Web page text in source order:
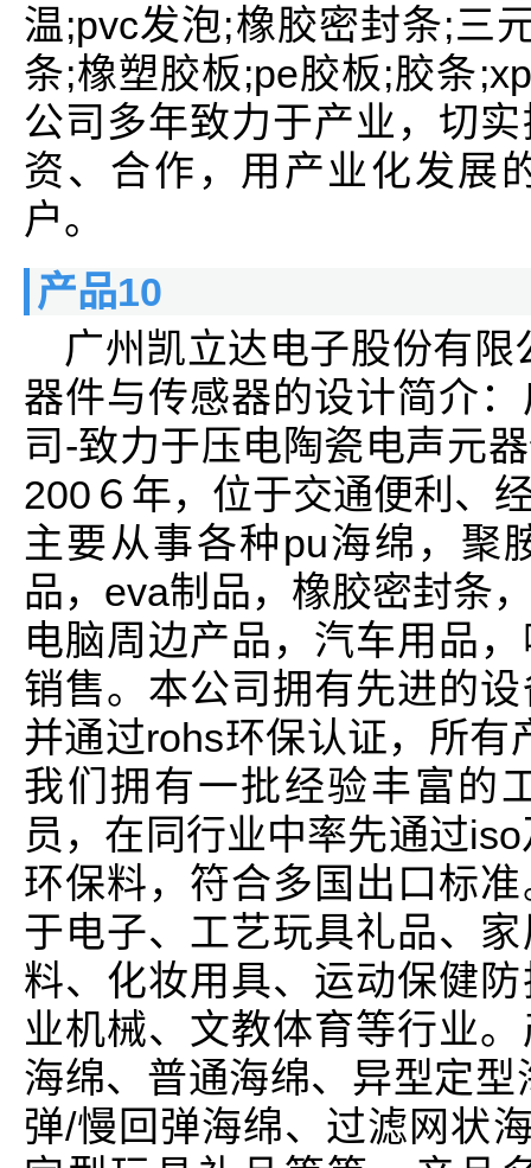
温;pvc发泡;橡胶密封条;三
条;橡塑胶板;pe胶板;胶条
公司多年致力于产业，切
资、合作，用产业化发展
户。
产品10
广州凯立达电子股份有
器件与传感器的设计简介
司-致力于压电陶瓷电声元
200６年，位于交通便利、
主要从事各种pu海绵，聚
品，eva制品，橡胶密封条
电脑周边产品，汽车用品
销售。本公司拥有先进的
并通过rohs环保认证，所有
我们拥有一批经验丰富的
员，在同行业中率先通过
环保料，符合多国出口标
于电子、工艺玩具礼品、
料、化妆用具、运动保健
业机械、文教体育等行业
海绵、普通海绵、异型定
弹/慢回弹海绵、过滤网状